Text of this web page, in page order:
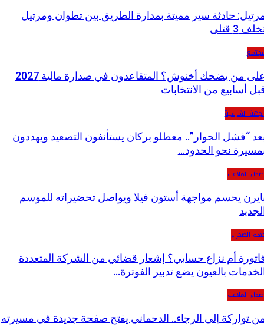
حادثة سير مميتة بمدارة الطريق بين تطوان ومرتيل
3 قتلى
على من يضحك أخنوش؟ المتقاعدون في صدارة مالية 2027
أسابيع من الانتخابات
الشرقية
“فشل الحوار”.. معطلو بركان يستأنفون التصعيد ويهددون
نحو الحدود…
الملاعب
يحسم مواجهة أستون فيلا ويواصل تحضيراته للموسم
الصحراء
أم نزاع حسابي؟ إشعار قضائي من الشركة المتعددة
بالعيون يضع تدبير الفوترة…
الملاعب
تواركة إلى الرجاء.. الدحماني يفتح صفحة جديدة في مسيرته